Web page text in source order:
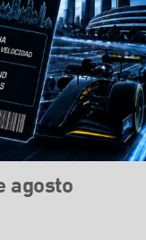
los
agosto